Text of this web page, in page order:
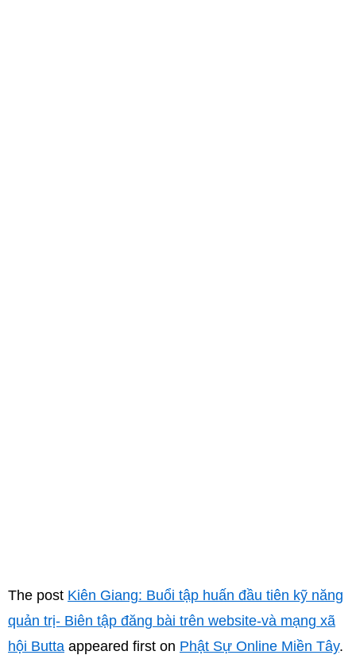
The post Kiên Giang: Buổi tập huấn đầu tiên kỹ năng
quản trị- Biên tập đăng bài trên website-và mạng xã
hội Butta appeared first on Phật Sự Online Miền Tây.